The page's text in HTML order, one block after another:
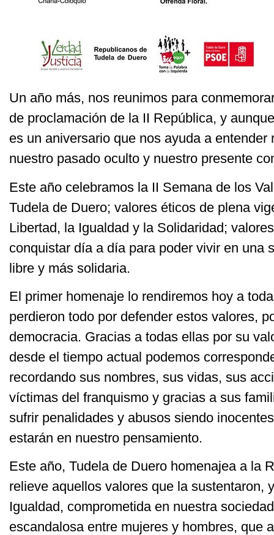
Un año más, nos reunimos para
de proclamación de la II República, y
es un aniversario que nos ayuda a entender
nuestro pasado oculto y nuestro presente
Este año celebramos la II Semana de los
Tudela de Duero; valores éticos de plena
Libertad, la Igualdad y la Solidaridad;
conquistar día a día para poder vivir en una
libre y más solidaria.
El primer homenaje lo rendiremos hoy a
perdieron todo por defender estos valores,
democracia. Gracias a todas ellas por su
desde el tiempo actual podemos
recordando sus nombres, sus vidas, sus
víctimas del franquismo y gracias a sus
sufrir penalidades y abusos siendo
estarán en nuestro pensamiento.
Este año, Tudela de Duero homenajea a la
relieve aquellos valores que la sustentaron,
Igualdad, comprometida en nuestra
escandalosa entre mujeres y hombres, que